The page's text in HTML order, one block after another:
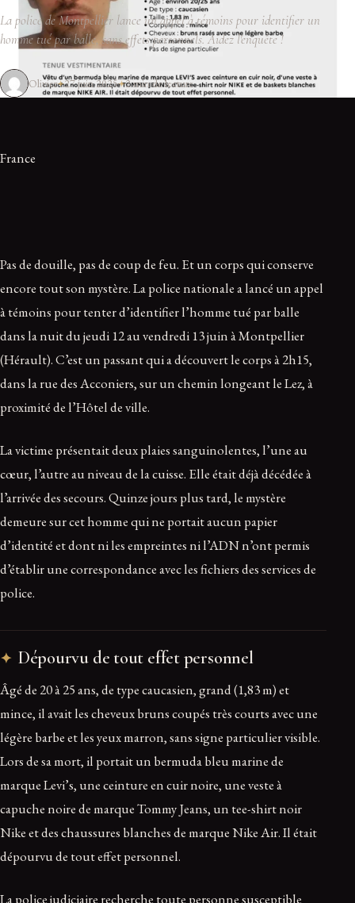
La police de Montpellier lance un appel à témoins pour identifier un
homme tué par balle, sans effets personnels. Aidez l'enquête !
Olivier 27 juin 2025 2 min de lecture
France
Pas de douille, pas de coup de feu. Et un corps qui conserve
encore tout son mystère. La police nationale a lancé un appel
à témoins pour tenter d’identifier l’homme tué par balle
dans la nuit du jeudi 12 au vendredi 13 juin à Montpellier
(Hérault). C’est un passant qui a découvert le corps à 2h15,
dans la rue des Acconiers, sur un chemin longeant le Lez, à
proximité de l’Hôtel de ville.
La victime présentait deux plaies sanguinolentes, l’une au
cœur, l’autre au niveau de la cuisse. Elle était déjà décédée à
l’arrivée des secours. Quinze jours plus tard, le mystère
demeure sur cet homme qui ne portait aucun papier
d’identité et dont ni les empreintes ni l’ADN n’ont permis
d’établir une correspondance avec les fichiers des services de
police.
Dépourvu de tout effet personnel
Âgé de 20 à 25 ans, de type caucasien, grand (1,83 m) et
mince, il avait les cheveux bruns coupés très courts avec une
légère barbe et les yeux marron, sans signe particulier visible.
Lors de sa mort, il portait un bermuda bleu marine de
marque Levi’s, une ceinture en cuir noire, une veste à
capuche noire de marque Tommy Jeans, un tee-shirt noir
Nike et des chaussures blanches de marque Nike Air. Il était
dépourvu de tout effet personnel.
La police judiciaire recherche toute personne susceptible